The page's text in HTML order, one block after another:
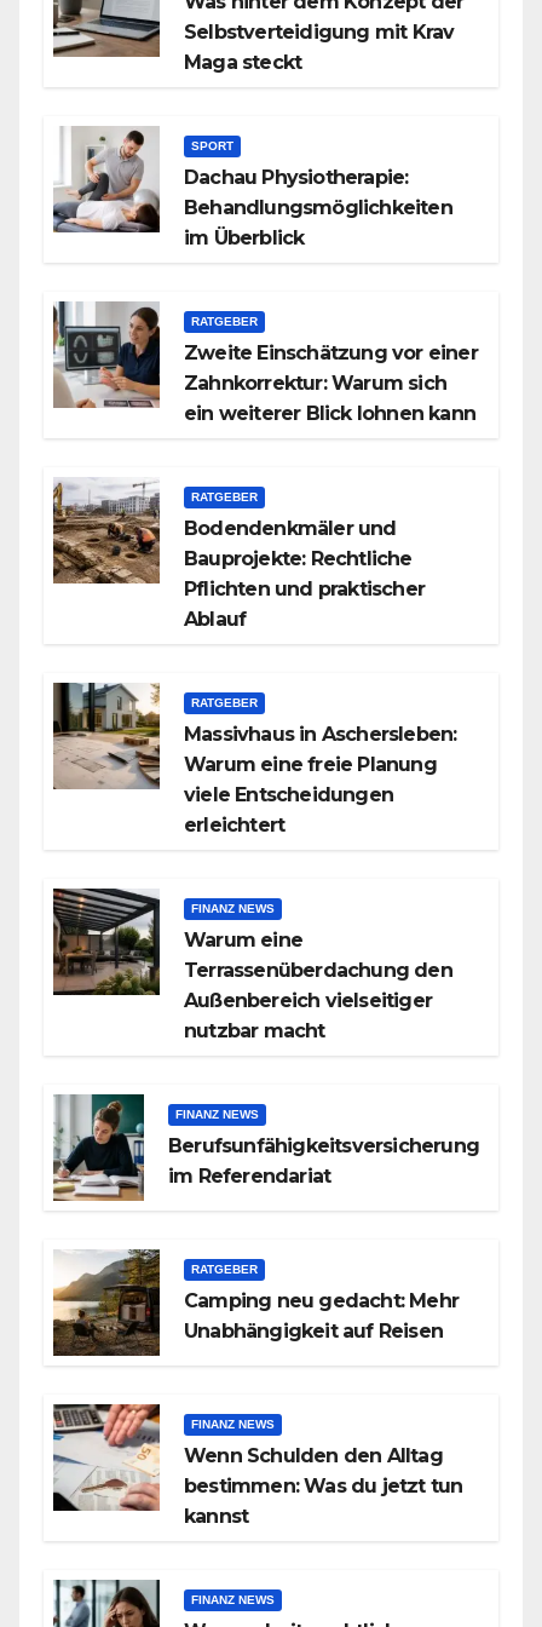
Selbstverteidigung mit Krav
Maga steckt
SPORT
Dachau Physiotherapie:
Behandlungsmöglichkeiten
im Überblick
RATGEBER
Zweite Einschätzung vor einer
Zahnkorrektur: Warum sich
ein weiterer Blick lohnen kann
RATGEBER
Bodendenkmäler und
Bauprojekte: Rechtliche
Pflichten und praktischer
Ablauf
RATGEBER
Massivhaus in Aschersleben:
Warum eine freie Planung
viele Entscheidungen
erleichtert
FINANZ NEWS
Warum eine
Terrassenüberdachung den
Außenbereich vielseitiger
nutzbar macht
FINANZ NEWS
Berufsunfähigkeitsversicherung
im Referendariat
RATGEBER
Camping neu gedacht: Mehr
Unabhängigkeit auf Reisen
FINANZ NEWS
Wenn Schulden den Alltag
bestimmen: Was du jetzt tun
kannst
FINANZ NEWS